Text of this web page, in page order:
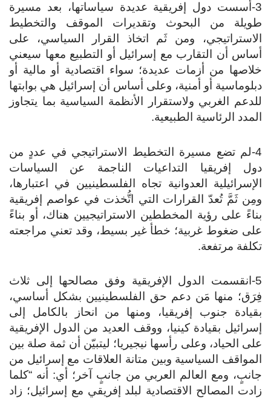
3-أسست دول إفريقية عديدة سياساتها، بعد مسيرة
طويلة من البحوث وتقديرات الموقف والتخطيط
الاستراتيجي، ومن ثَم اتخاذ القرار السياسي، على
أساس أن التقارب مع إسرائيل أو التطبيع معها سيعني
خلاصها من أزمات عديدة؛ سواء اقتصادية أو مالية أو
دبلوماسية أو أمنية، وعلى أساس أن إسرائيل هي بوابتها
للدعم الغربي ولاستقرار الأنظمة السياسية بما يتجاوز
المدد الرئاسية الطبيعية.
4-لم تضع مسيرة التخطيط الاستراتيجي في عددٍ من
دول إفريقيا التداعيات الناجمة عن السياسات
الإسرائيلية العدوانية تجاه الفلسطينيين في اعتبارها،
ومِن ثَمَّ تُعدّ القرارات التي اتُّخذت في عواصم إفريقية
بناءً على رؤية المخططين الاستراتيجيين هناك، أو بناءً
على ضغوط غربية؛ خطأ غير بسيط، وقد تعني مراجعته
تكلفة مرتفعة.
5-انقسمت الدول الإفريقية وفق مصالحها إلى ثلاث
فِرَق؛ منها مَن دعم حق الفلسطينيين بشكل أساسي،
بقيادة جنوب إفريقيا، ومنها من انحاز بالكامل إلى
إسرائيل بقيادة كينيا، ووقف العديد من الدول الإفريقية
على الحياد، وعلى رأسها نيجيريا؛ ليتبيّن أن ثمة صلة بين
المواقف السياسية وبين متانة العلاقات مع إسرائيل من
جانبٍ، ومع العالم العربي من جانبٍ آخر؛ أي: أنه “كلما
زادت المصالح الاقتصادية لبلد إفريقي مع إسرائيل؛ زاد